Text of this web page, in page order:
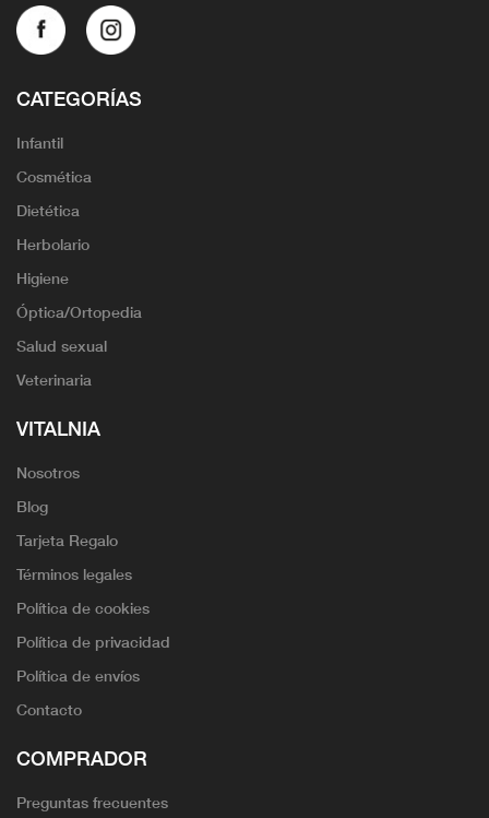
CATEGORÍAS
Infantil
Cosmética
Dietética
Herbolario
Higiene
Óptica/Ortopedia
Salud sexual
Veterinaria
VITALNIA
Nosotros
Blog
Tarjeta Regalo
Términos legales
Política de cookies
Política de privacidad
Política de envíos
Contacto
COMPRADOR
Preguntas frecuentes